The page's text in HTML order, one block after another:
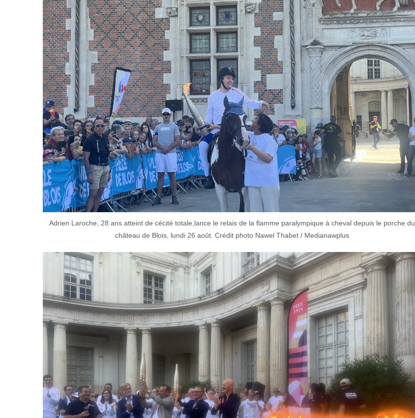
Adrien Laroche, 28 ans atteint de cécité totale,lance le relais de la flamme paralympique à cheval depuis le porche du
château de Blois, lundi 26 août. Crédit photo Nawel Thabet / Medianawplus